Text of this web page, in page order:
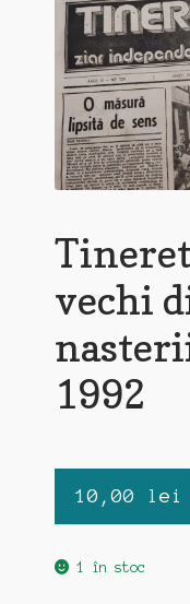
vechi
1992
10,00 lei
1 în stoc